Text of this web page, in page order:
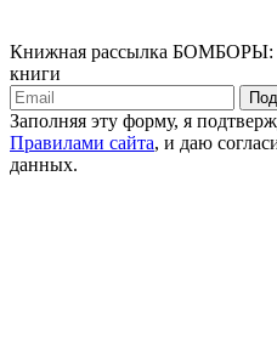
Книжная рассылка БОМБОРЫ:
книги
Заполняя эту форму, я
Правилами сайта, и даю
данных.